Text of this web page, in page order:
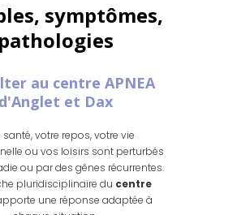
symptômes,
pathologies
au centre APNEA
d'Anglet et Dax
santé, votre repos, votre vie
ou vos loisirs sont perturbés
ou par des gênes récurrentes.
pluridisciplinaire du centre
une réponse adaptée à